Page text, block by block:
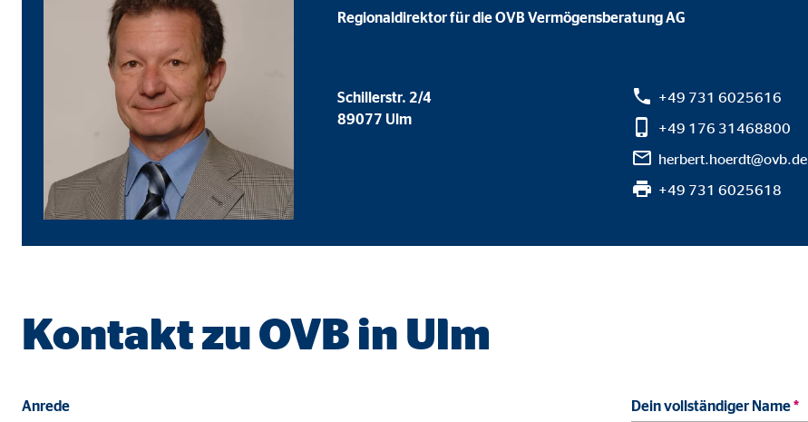
Regionaldirektor für die OVB Vermögensberatung AG
Schillerstr. 2/4
89077 Ulm
+49 731 6025616
+49 176 31468800
herbert.hoerdt@ovb.de
+49 731 6025618
Kontakt zu OVB in Ulm
Anrede Dein vollständiger Name*
Name:
Zweck:
Cookie Laufzeit:
YouTube | Empfänger: OVB, Google Ireland Ltd.
Name: